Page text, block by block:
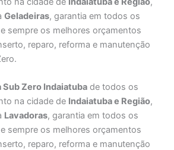
Geladeiras, garantia em todos os
sempre os melhores orçamentos
reparo, reforma e manutenção
Zero Indaiatuba de todos os
na cidade de Indaiatuba e Região,
Lavadoras, garantia em todos os
sempre os melhores orçamentos
reparo, reforma e manutenção